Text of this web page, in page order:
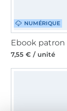
NUMÉRIQUE
7,55 € / unité